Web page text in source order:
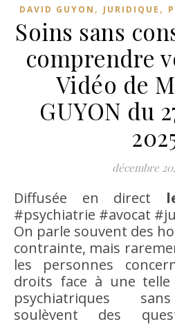
DAVID GUYON , JURIDIQUE ,
Soins sans
comprendre
Vidéo de
GUYON du
décembre
Diffusée en direct
#psychiatrie #avocat
On parle souvent des
contrainte, mais
les personnes
droits face à une telle
psychiatriques
soulèvent des